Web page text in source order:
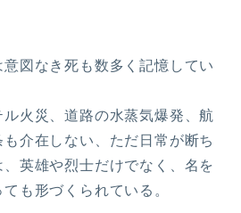
図なき死も数多く記憶してい
火災、道路の水蒸気爆発、航
介在しない、ただ日常が断ち
英雄や烈士だけでなく、名を
も形づくられている。